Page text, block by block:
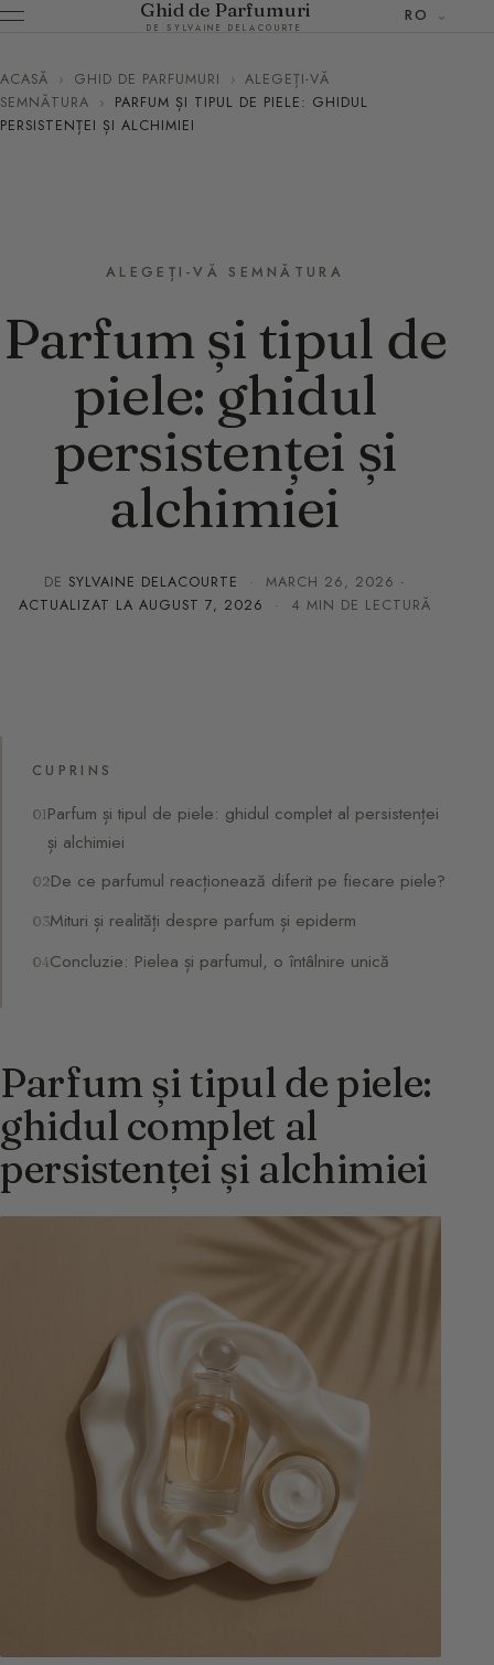
Ghid de Parfumuri
DE SYLVAINE DELACOURTE
RO
ACASĂ › GHID DE PARFUMURI › ALEGEȚI-VĂ
SEMNĂTURA
›
PARFUM ȘI TIPUL DE PIELE: GHIDUL
PERSISTENȚEI ȘI ALCHIMIEI
ALEGEȚI-VĂ SEMNĂTURA
Parfum și tipul de
piele: ghidul
persistenței și
alchimiei
DE SYLVAINE DELACOURTE ·MARCH 26, 2026 ·
ACTUALIZAT LA AUGUST 7, 2026 · 4 MIN DE LECTURĂ
CUPRINS
Parfum și tipul de piele: ghidul complet al persistenței
și alchimiei
De ce parfumul reacționează diferit pe fiecare piele?
Mituri și realități despre parfum și epiderm
Concluzie: Pielea și parfumul, o întâlnire unică
Parfum și tipul de piele:
ghidul complet al
persistenței și alchimiei